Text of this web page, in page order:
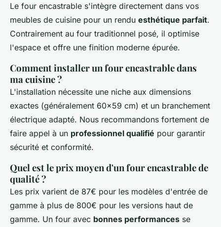
Le four encastrable s'intègre directement dans vos
meubles de cuisine pour un rendu esthétique parfait.
Contrairement au four traditionnel posé, il optimise
l'espace et offre une finition moderne épurée.
Comment installer un four encastrable dans
ma cuisine ?
L'installation nécessite une niche aux dimensions
exactes (généralement 60x59 cm) et un branchement
électrique adapté. Nous recommandons fortement de
faire appel à un professionnel qualifié pour garantir
sécurité et conformité.
Quel est le prix moyen d'un four encastrable de
qualité ?
Les prix varient de 87€ pour les modèles d'entrée de
gamme à plus de 800€ pour les versions haut de
gamme. Un four avec bonnes performances se